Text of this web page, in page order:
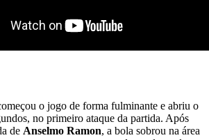
o jogo de forma fulminante e abriu o
no primeiro ataque da partida. Após
de Anselmo Ramon, a bola sobrou na área